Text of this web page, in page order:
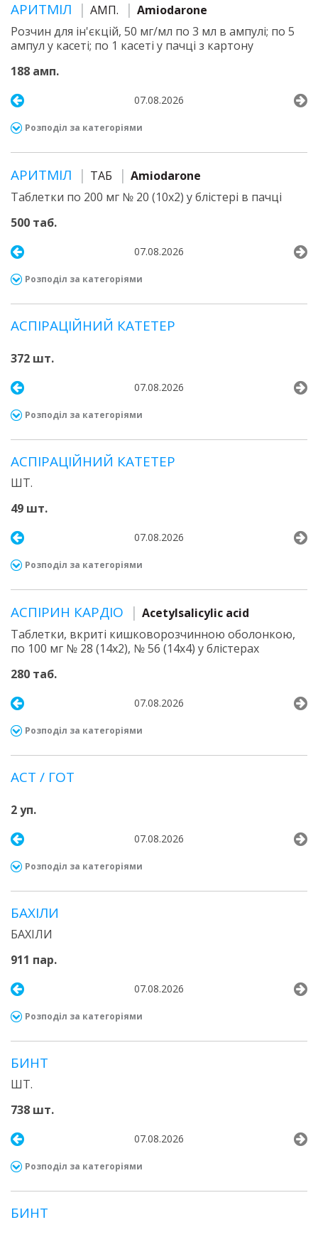
АРИТМІЛ АМП.
Amiodarone
Розчин для ін'єкцій, 50 мг/мл по 3 мл в ампулі; по 5
ампул у касеті; по 1 касеті у пачці з картону
188 амп.
07.08.2026
Розподіл за категоріями
АРИТМІЛ ТАБ
Amiodarone
Таблетки по 200 мг № 20 (10х2) у блістері в пачці
500 таб.
07.08.2026
Розподіл за категоріями
АСПІРАЦІЙНИЙ КАТЕТЕР
372 шт.
07.08.2026
Розподіл за категоріями
АСПІРАЦІЙНИЙ КАТЕТЕР
ШТ.
49 шт.
07.08.2026
Розподіл за категоріями
АСПІРИН КАРДІО
Acetylsalicylic acid
Таблетки, вкриті кишковорозчинною оболонкою,
по 100 мг № 28 (14х2), № 56 (14х4) у блістерах
280 таб.
07.08.2026
Розподіл за категоріями
АСТ / ГОТ
2 уп.
07.08.2026
Розподіл за категоріями
БАХІЛИ
БАХІЛИ
911 пар.
07.08.2026
Розподіл за категоріями
БИНТ
ШТ.
738 шт.
07.08.2026
Розподіл за категоріями
БИНТ